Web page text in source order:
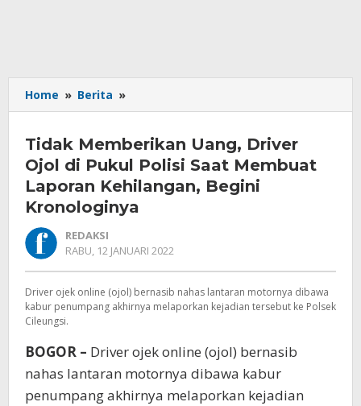
Home » Berita »
Memberikan
Driver
Ojol
di
Pukul
Polisi
Membuat
Begini
Kronologinya
Tidak Memberikan Uang, Driver
Ojol di Pukul Polisi Saat Membuat
Laporan Kehilangan, Begini
Kronologinya
REDAKSI
RABU, 12 JANUARI 2022
Driver ojek online (ojol) bernasib nahas lantaran motornya dibawa
kabur penumpang akhirnya melaporkan kejadian tersebut ke Polsek
Cileungsi.
BOGOR – Driver ojek online (ojol) bernasib
nahas lantaran motornya dibawa kabur
penumpang akhirnya melaporkan kejadian